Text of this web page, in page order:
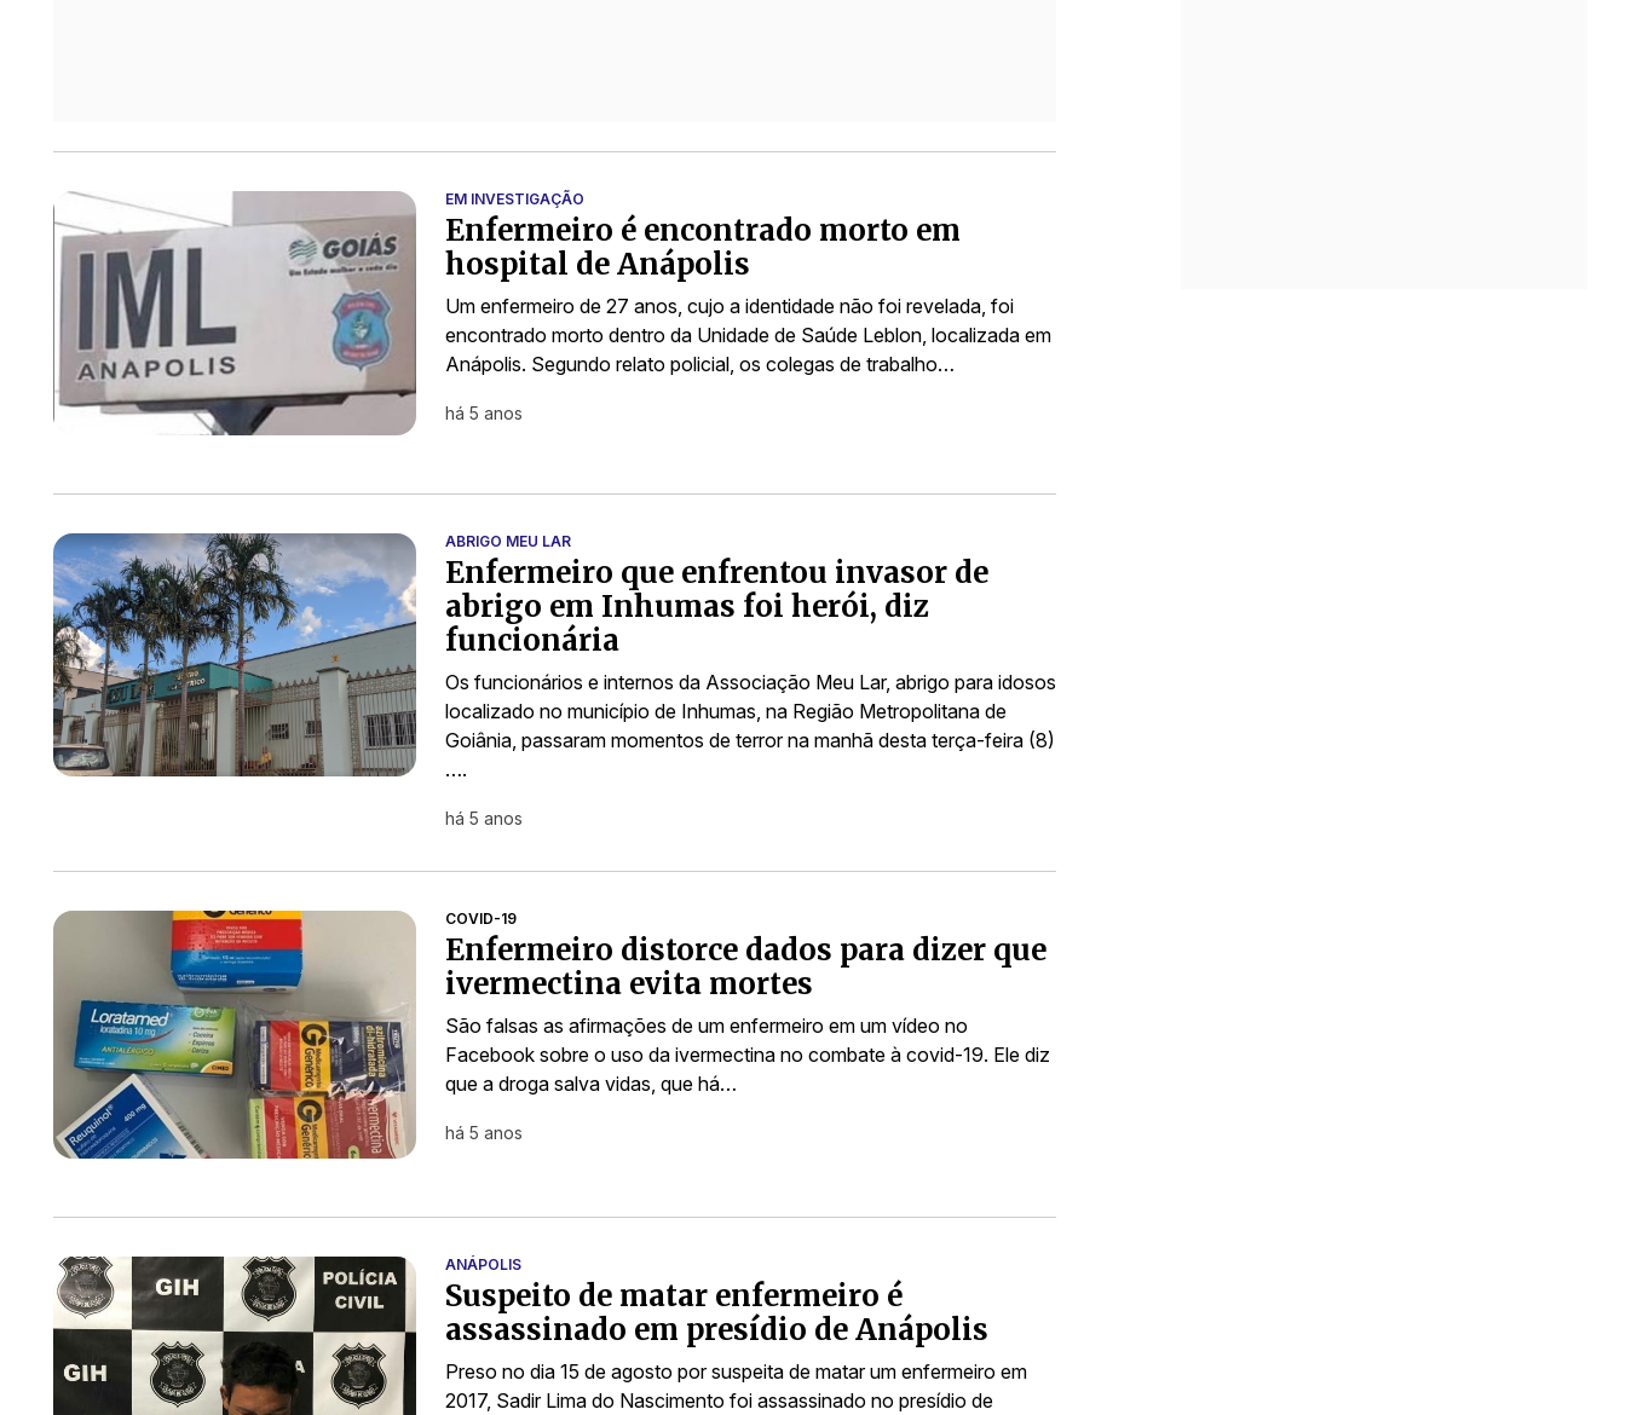
EM INVESTIGAÇÃO
Enfermeiro é encontrado morto em
hospital de Anápolis
Um enfermeiro de 27 anos, cujo a identidade não foi revelada, foi
encontrado morto dentro da Unidade de Saúde Leblon, localizada em
Anápolis. Segundo relato policial, os colegas de trabalho…
há 5 anos
ABRIGO MEU LAR
Enfermeiro que enfrentou invasor de
abrigo em Inhumas foi herói, diz
funcionária
Os funcionários e internos da Associação Meu Lar, abrigo para idosos
localizado no município de Inhumas, na Região Metropolitana de
Goiânia, passaram momentos de terror na manhã desta terça-feira (8)
….
há 5 anos
COVID-19
Enfermeiro distorce dados para dizer que
ivermectina evita mortes
São falsas as afirmações de um enfermeiro em um vídeo no
Facebook sobre o uso da ivermectina no combate à covid-19. Ele diz
que a droga salva vidas, que há…
há 5 anos
ANÁPOLIS
Suspeito de matar enfermeiro é
assassinado em presídio de Anápolis
Preso no dia 15 de agosto por suspeita de matar um enfermeiro em
2017, Sadir Lima do Nascimento foi assassinado no presídio de